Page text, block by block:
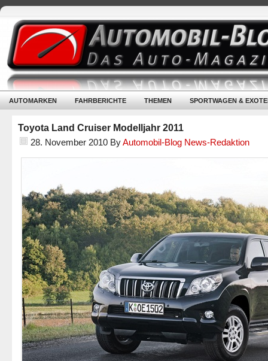
AUTOMARKEN FAHRBERICHTE THEMEN SPORTWAGEN &
Toyota Land Cruiser Modelljahr 2011
28. November 2010 ByAutomobil-Blog News-Redaktion